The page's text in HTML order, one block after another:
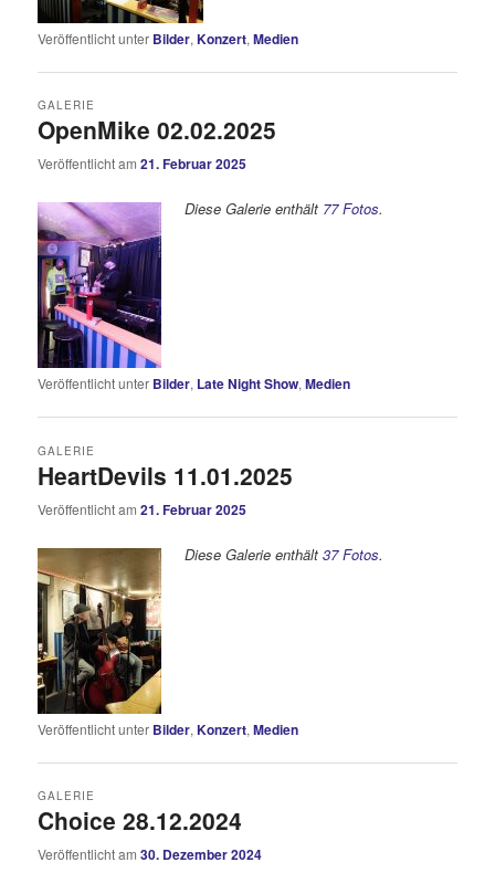
Veröffentlicht unter Bilder,Konzert,Medien
OpenMike 02.02.2025
GALERIE
Veröffentlicht am21. Februar 2025
Diese Galerie enthält 77 Fotos.
Veröffentlicht unter Bilder, Late Night Show,Medien
HeartDevils 11.01.2025
GALERIE
Veröffentlicht am21. Februar 2025
Diese Galerie enthält37 Fotos.
Veröffentlicht unter Bilder,Konzert,Medien
Choice 28.12.2024
GALERIE
Veröffentlicht am30. Dezember 2024